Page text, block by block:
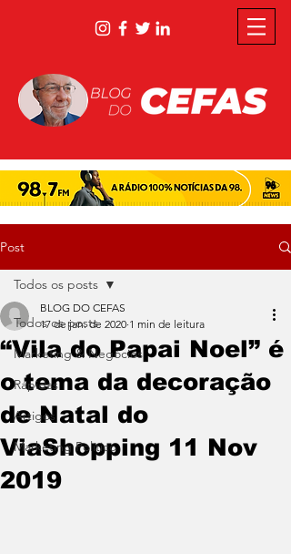
Post
Todos os posts
Marketing & Negócios
Rápidas
Artigos
Marketing Político
Todos os posts
“Vila do Papai Noel” é
o tema da decoração
de Natal do
ViaShopping 11 Nov
2019
BLOG DO CEFAS
17 de jan. de 2020 1 min de leitura